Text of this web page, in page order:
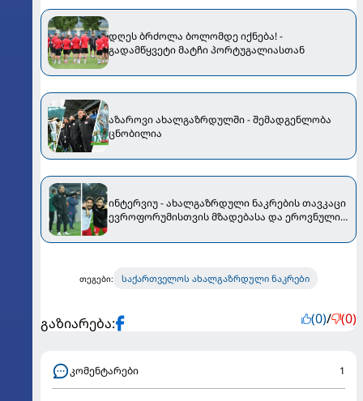
დღეს ბრძოლა ბოლომდე იქნება! -
გადამწყვეტი მატჩი პორტუგალიასთან
აზაროვი ახალგაზრდულში - შემადგენლობა
ცნობილია
ინტერვიუ - ახალგაზრდული ნაკრების თავკაცი
ევროფორუმისთვის მზადებასა და ეროვნული
თეგები: საქართველოს ახალგაზრდული ნაკრები
გაზიარება: (0)/ (0)
კომენტარები 1